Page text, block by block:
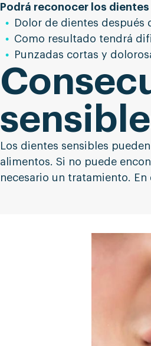
Podrá reconocer los
Dolor de dientes
Como resultado tendrá
Punzadas cortas y
Los dientes sensibles
alimentos. Si no puede
necesario un tratamiento.